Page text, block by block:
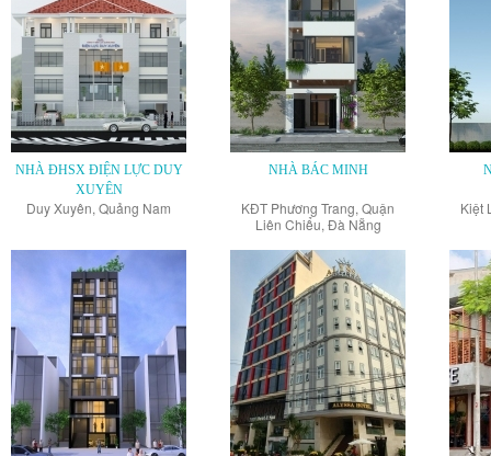
NHÀ ĐHSX ĐIỆN LỰC DUY
XUYÊN
Duy Xuyên, Quảng Nam
NHÀ BÁC MINH
KĐT Phương Trang, Quận
Liên Chiểu, Đà Nẵng
Kiệt